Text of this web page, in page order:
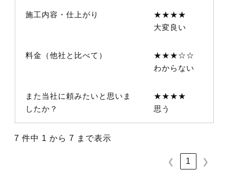
施工内容・仕上がり
★★★★
大変良い
料金（他社と比べて）
★★★☆☆
わからない
また当社に頼みたいと思いま
したか？
★★★★
思う
7 件中 1 から 7 まで表示
❮ 1 ❯